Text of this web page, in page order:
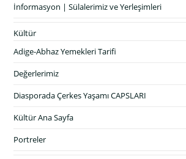
İnformasyon | Sülalerimiz ve Yerleşimleri
Kültür
Adige-Abhaz Yemekleri Tarifi
Değerlerimiz
Diasporada Çerkes Yaşamı CAPSLARI
Kültür Ana Sayfa
Portreler